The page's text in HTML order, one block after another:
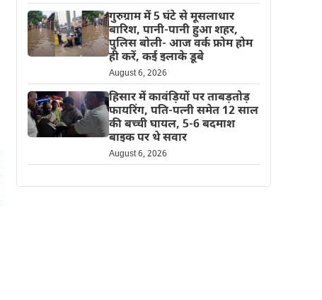
गुरुग्राम में 5 घंटे से मूसलाधार
बारिश, पानी-पानी हुआ शहर,
पुलिस बोली- आज वर्क फ्रोम होम
ही करें, कई इलाके डूबे
August 6, 2026
हिसार में कावंड़ियों पर ताबड़तोड़
फायरिंग, पति-पत्नी समेत 12 साल
की बच्ची घायल, 5-6 बदमाश
बाइक पर थे सवार
August 6, 2026